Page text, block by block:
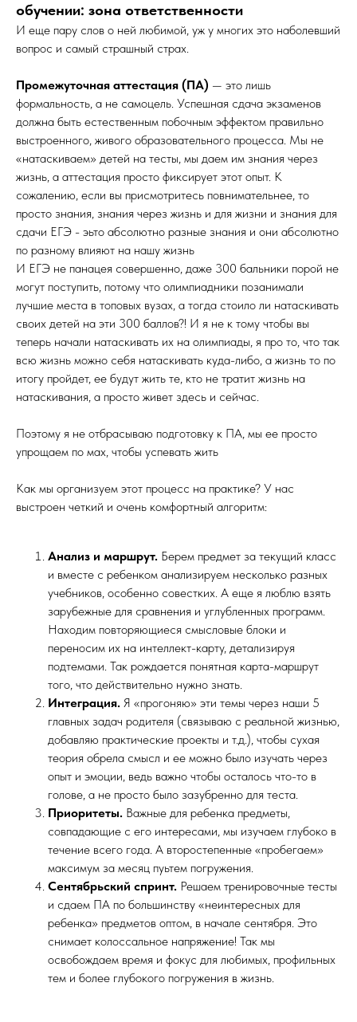
обучении: зона ответственности
И еще пару слов о ней любимой, уж у многих это наболевший
вопрос и самый страшный страх.
Промежуточная аттестация (ПА) — это лишь
формальность, а не самоцель. Успешная сдача экзаменов
должна быть естественным побочным эффектом правильно
выстроенного, живого образовательного процесса. Мы не
«натаскиваем» детей на тесты, мы даем им знания через
жизнь, а аттестация просто фиксирует этот опыт. К
сожалению, если вы присмотритесь повнимательнее, то
просто знания, знания через жизнь и для жизни и знания для
сдачи ЕГЭ - эьто абсолютно разные знания и они абсолютно
по разному влияют на нашу жизнь
И ЕГЭ не панацея совершенно, даже 300 бальники порой не
могут поступить, потому что олимпиадники позанимали
лучшие места в топовых вузах, а тогда стоило ли натаскивать
своих детей на эти 300 баллов?! И я не к тому чтобы вы
теперь начали натаскивать их на олимпиады, я про то, что так
всю жизнь можно себя натаскивать куда-либо, а жизнь то по
итогу пройдет, ее будут жить те, кто не тратит жизнь на
натаскивания, а просто живет здесь и сейчас.
Поэтому я не отбрасываю подготовку к ПА, мы ее просто
упрощаем по мах, чтобы успевать жить
Как мы организуем этот процесс на практике? У нас
выстроен четкий и очень комфортный алгоритм:
Анализ и маршрут. Берем предмет за текущий класс
и вместе с ребенком анализируем несколько разных
учебников, особенно совестких. А еще я люблю взять
зарубежные для сравнения и углубленных программ.
Находим повторяющиеся смысловые блоки и
переносим их на интеллект-карту, детализируя
подтемами. Так рождается понятная карта-маршрут
того, что действительно нужно знать.
Интеграция. Я «прогоняю» эти темы через наши 5
главных задач родителя (связываю с реальной жизнью,
добавляю практические проекты и т.д.), чтобы сухая
теория обрела смысл и ее можно было изучать через
опыт и эмоции, ведь важно чтобы осталось что-то в
голове, а не просто было зазубренно для теста.
Приоритеты. Важные для ребенка предметы,
совпадающие с его интересами, мы изучаем глубоко в
течение всего года. А второстепенные «пробегаем»
максимум за месяц пуьтем погружения.
Сентябрьский спринт. Решаем тренировочные тесты
и сдаем ПА по большинству «неинтересных для
ребенка» предметов оптом, в начале сентября. Это
снимает колоссальное напряжение! Так мы
освобождаем время и фокус для любимых, профильных
тем и более глубокого погружения в жизнь.